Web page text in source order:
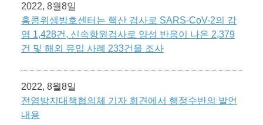
2022, 8월8일
홍콩위생방호센터는 핵산 검사로 SARS-CoV-2의 감
염 1,428건, 신속항원검사로 양성 반응이 나온 2,379
건 및 해외 유입 사례 233건을 조사
2022, 8월8일
전염방지대책협의체 기자 회견에서 행정수반의 발언
내용